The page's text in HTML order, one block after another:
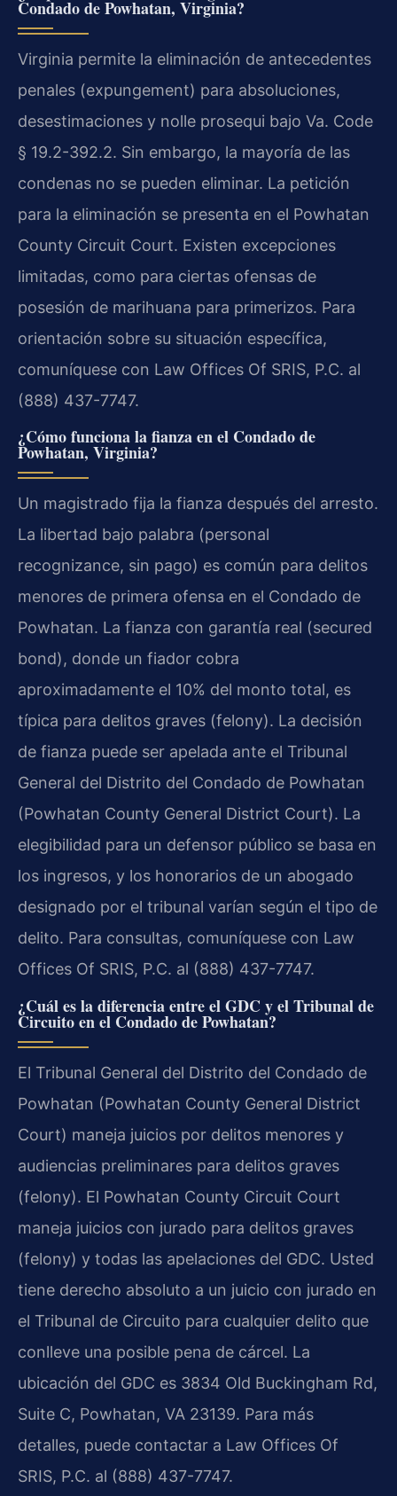
Condado de Powhatan, Virginia?
Virginia permite la eliminación de antecedentes
penales (expungement) para absoluciones,
desestimaciones y nolle prosequi bajo Va. Code
§ 19.2-392.2. Sin embargo, la mayoría de las
condenas no se pueden eliminar. La petición
para la eliminación se presenta en el Powhatan
County Circuit Court. Existen excepciones
limitadas, como para ciertas ofensas de
posesión de marihuana para primerizos. Para
orientación sobre su situación específica,
comuníquese con Law Offices Of SRIS, P.C. al
(888) 437-7747.
¿Cómo funciona la fianza en el Condado de
Powhatan, Virginia?
Un magistrado fija la fianza después del arresto.
La libertad bajo palabra (personal
recognizance, sin pago) es común para delitos
menores de primera ofensa en el Condado de
Powhatan. La fianza con garantía real (secured
bond), donde un fiador cobra
aproximadamente el 10% del monto total, es
típica para delitos graves (felony). La decisión
de fianza puede ser apelada ante el Tribunal
General del Distrito del Condado de Powhatan
(Powhatan County General District Court). La
elegibilidad para un defensor público se basa en
los ingresos, y los honorarios de un abogado
designado por el tribunal varían según el tipo de
delito. Para consultas, comuníquese con Law
Offices Of SRIS, P.C. al (888) 437-7747.
¿Cuál es la diferencia entre el GDC y el Tribunal de
Circuito en el Condado de Powhatan?
El Tribunal General del Distrito del Condado de
Powhatan (Powhatan County General District
Court) maneja juicios por delitos menores y
audiencias preliminares para delitos graves
(felony). El Powhatan County Circuit Court
maneja juicios con jurado para delitos graves
(felony) y todas las apelaciones del GDC. Usted
tiene derecho absoluto a un juicio con jurado en
el Tribunal de Circuito para cualquier delito que
conlleve una posible pena de cárcel. La
ubicación del GDC es 3834 Old Buckingham Rd,
Suite C, Powhatan, VA 23139. Para más
detalles, puede contactar a Law Offices Of
SRIS, P.C. al (888) 437-7747.